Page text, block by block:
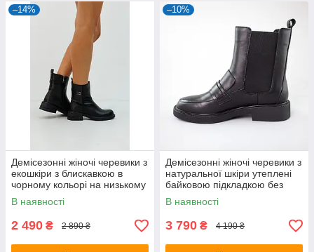
–14%
Демісезонні жіночі черевики з
екошкіри з блискавкою в
чорному кольорі на низькому
ходу
В наявності
2 490 ₴ 2 890 ₴
–10%
Демісезонні жіночі черевики з
натуральної шкіри утеплені
байковою підкладкою без
підборів
В наявності
3 790 ₴ 4 190 ₴